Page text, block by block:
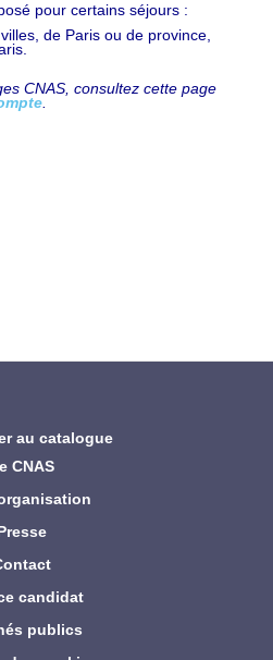
pour certains séjours :
de Paris ou de province,
CNAS, consultez cette page
CNAS
candidat
publics
au catalogue